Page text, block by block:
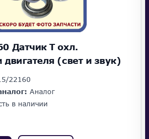
Датчик Т охл.
двигателя (свет и звук)
22160
Аналог
в наличии